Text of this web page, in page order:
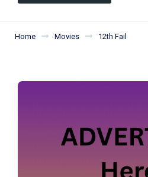
Home Movies 12th Fail